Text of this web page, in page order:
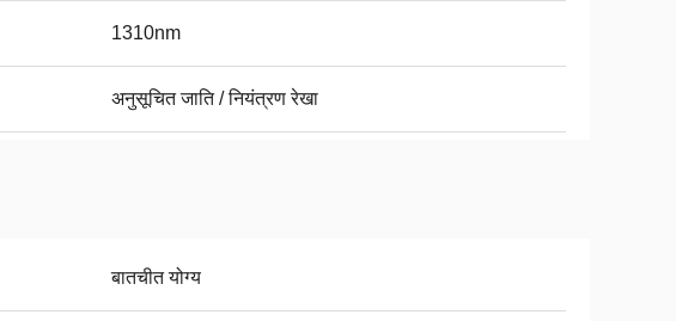
1310nm
अनुसूचित जाति / नियंत्रण रेखा
बातचीत योग्य